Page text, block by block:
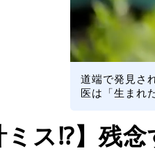
道端で発見さ
医は「生まれ
ミス⁉】残